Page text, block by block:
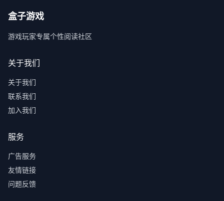
盒子游戏
游戏玩家专属个性阅读社区
关于我们
关于我们
联系我们
加入我们
服务
广告服务
友情链接
问题反馈